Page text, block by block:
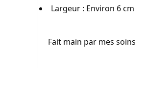
Largeur : Environ 6 cm
Fait main par mes soins